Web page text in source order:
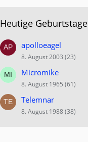
Heutige Geburtstage
apolloeagel
8. August 2003 (23)
Micromike
8. August 1965 (61)
Telemnar
8. August 1988 (38)